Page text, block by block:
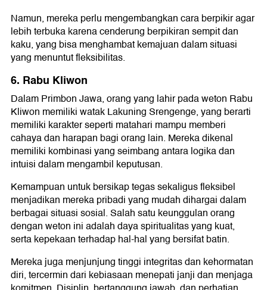
Namun, mereka perlu mengembangkan cara berpikir agar
lebih terbuka karena cenderung berpikiran sempit dan
kaku, yang bisa menghambat kemajuan dalam situasi
yang menuntut fleksibilitas.
6. Rabu Kliwon
Dalam Primbon Jawa, orang yang lahir pada weton Rabu
Kliwon memiliki watak Lakuning Srengenge, yang berarti
memiliki karakter seperti matahari mampu memberi
cahaya dan harapan bagi orang lain. Mereka dikenal
memiliki kombinasi yang seimbang antara logika dan
intuisi dalam mengambil keputusan.
Kemampuan untuk bersikap tegas sekaligus fleksibel
menjadikan mereka pribadi yang mudah dihargai dalam
berbagai situasi sosial. Salah satu keunggulan orang
dengan weton ini adalah daya spiritualitas yang kuat,
serta kepekaan terhadap hal-hal yang bersifat batin.
Mereka juga menjunjung tinggi integritas dan kehormatan
diri, tercermin dari kebiasaan menepati janji dan menjaga